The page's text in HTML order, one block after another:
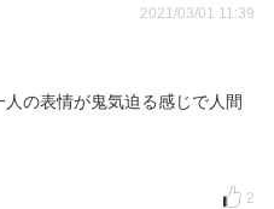
2021/03/01 11:39
の表情が鬼気迫る感じで人間
2